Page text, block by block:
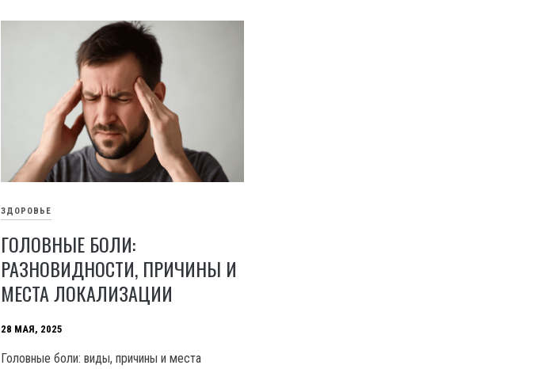
ЗДОРОВЬЕ
ГОЛОВНЫЕ БОЛИ:
РАЗНОВИДНОСТИ, ПРИЧИНЫ И
МЕСТА ЛОКАЛИЗАЦИИ
28 МАЯ, 2025
Головные боли: виды, причины и места